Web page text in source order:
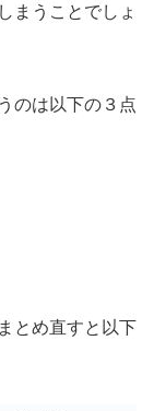
まうことでしょ
のは以下の３点
とめ直すと以下